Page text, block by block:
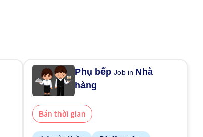
Phụ bếpJob in Nhà
hàng
Bán thời gian